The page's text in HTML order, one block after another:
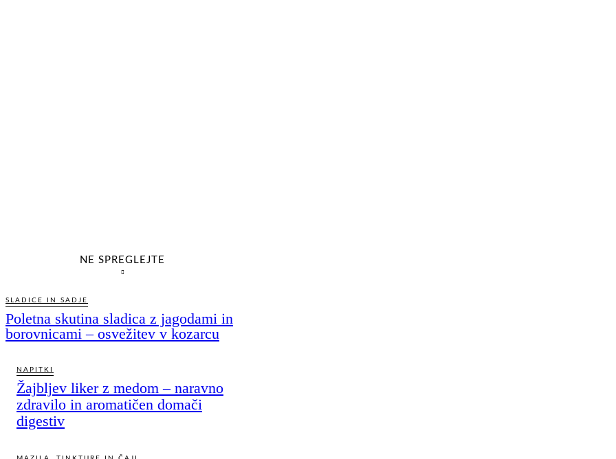
NE SPREGLEJTE
SLADICE IN SADJE
Poletna skutina sladica z jagodami in
borovnicami – osvežitev v kozarcu
NAPITKI
Žajbljev liker z medom – naravno
zdravilo in aromatičen domači
digestiv